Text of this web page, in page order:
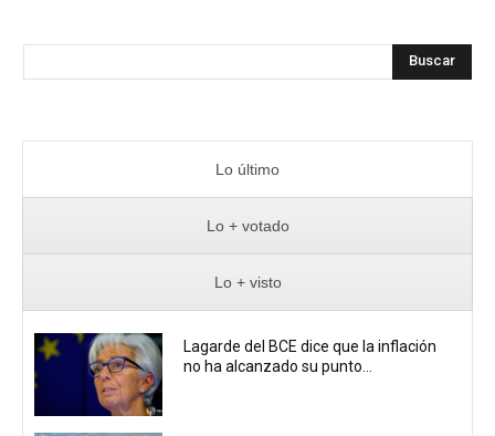
Buscar
Lo último
Lo + votado
Lo + visto
Lagarde del BCE dice que la inflación
no ha alcanzado su punto...